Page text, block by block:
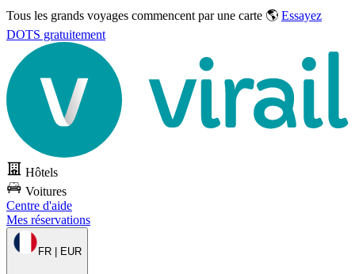
Tous les grands voyages commencent par une carte 🌎 Essayez
DOTS gratuitement
Hôtels
Voitures
Centre d'aide
Mes réservations
FR | EUR